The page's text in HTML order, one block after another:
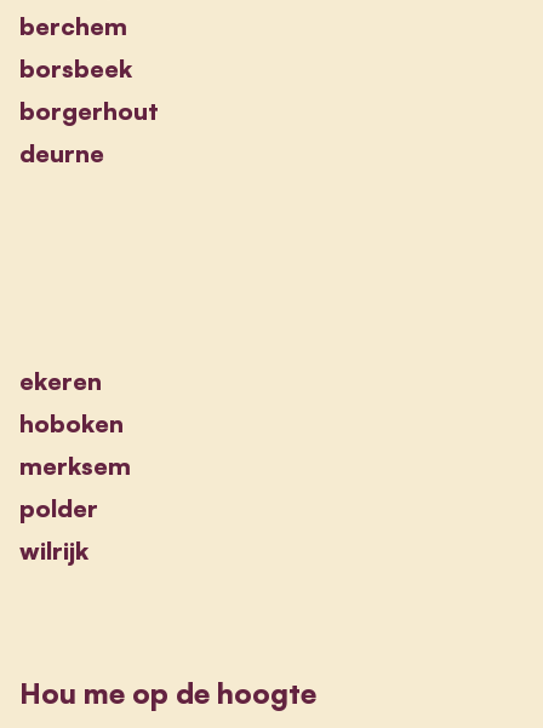
berchem
borsbeek
borgerhout
deurne
ekeren
hoboken
merksem
polder
wilrijk
Hou me op de hoogte